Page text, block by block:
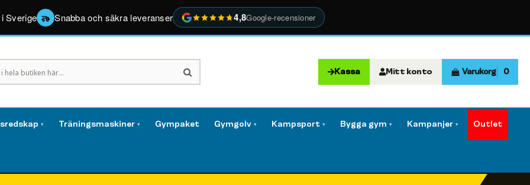
Sverige Snabba och säkra leveranser 4,8Google-recensioner
Kassa Mitt konto Varukorg 0
▾ Träningsmaskiner ▾ Gympaket Gymgolv ▾ Kampsport ▾ Bygga gym ▾ Kampanjer ▾ Outlet